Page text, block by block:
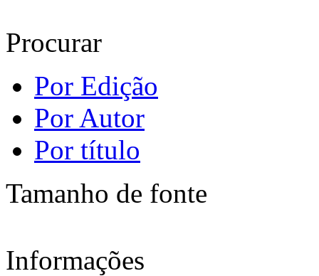
Procurar
Por Edição
Por Autor
Por título
Tamanho de fonte
Informações